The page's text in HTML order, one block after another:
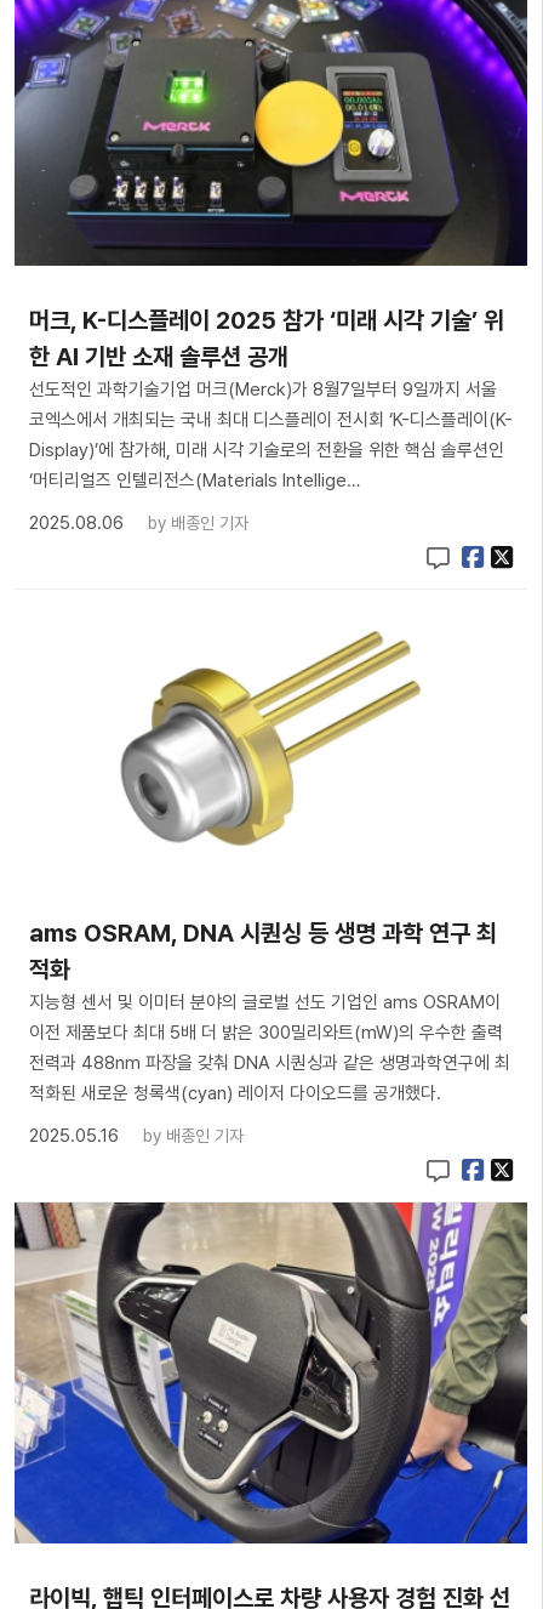
머크, K-디스플레이 2025 참가 ‘미래 시각 기술’ 위
한 AI 기반 소재 솔루션 공개
선도적인 과학기술기업 머크(Merck)가 8월7일부터 9일까지 서울
코엑스에서 개최되는 국내 최대 디스플레이 전시회 ‘K-디스플레이(K-
Display)’에 참가해, 미래 시각 기술로의 전환을 위한 핵심 솔루션인
‘머티리얼즈 인텔리전스(Materials Intellige…
2025.08.06
by 배종인 기자
ams OSRAM, DNA 시퀀싱 등 생명 과학 연구 최
적화
지능형 센서 및 이미터 분야의 글로벌 선도 기업인 ams OSRAM이
이전 제품보다 최대 5배 더 밝은 300밀리와트(mW)의 우수한 출력
전력과 488nm 파장을 갖춰 DNA 시퀀싱과 같은 생명과학연구에 최
적화된 새로운 청록색(cyan) 레이저 다이오드를 공개했다.
2025.05.16
by 배종인 기자
라이빅, 햅틱 인터페이스로 차량 사용자 경험 진화 선